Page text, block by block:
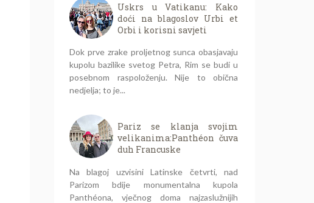
Uskrs u Vatikanu: Kako
doći na blagoslov Urbi et
Orbi i korisni savjeti
Dok prve zrake proljetnog sunca obasjavaju
kupolu bazilike svetog Petra, Rim se budi u
posebnom raspoloženju. Nije to obična
nedjelja; to je...
Pariz se klanja svojim
velikanima:Panthéon čuva
duh Francuske
Na blagoj uzvisini Latinske četvrti, nad
Parizom bdije monumentalna kupola
Panthéona, vječnog doma najzaslužnijih